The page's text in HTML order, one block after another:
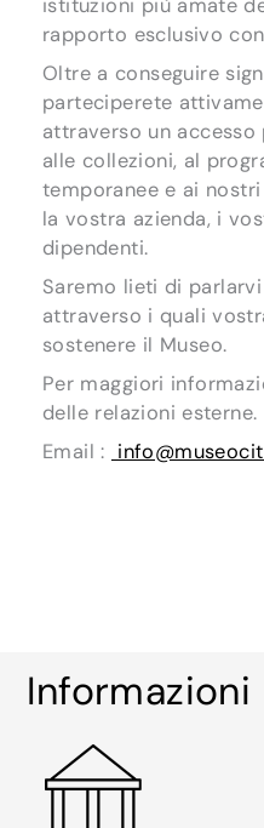
rapporto esclusivo
Oltre a conseguire
parteciperete
attraverso un
alle collezioni, al
temporanee e ai
la vostra azienda, i
dipendenti.
Saremo lieti di
attraverso i quali
sostenere il Museo.
Per maggiori
delle relazioni esterne.
Email :